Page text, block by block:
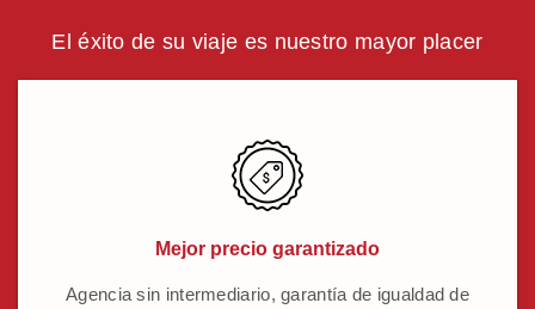
El éxito de su viaje es nuestro mayor placer
Mejor precio garantizado
Agencia sin intermediario, garantía de igualdad de